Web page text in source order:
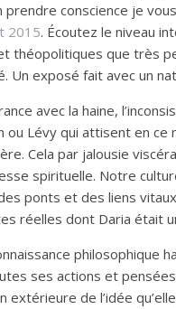
prendre conscience je
2015. Écoutez le niveau
théopolitiques que très
Un exposé fait avec un
avec la haine,
ou Lévy qui attisent en
Cela par jalousie
spirituelle. Notre
ponts et des liens
réelles dont Daria était
philosophique
ses actions et
extérieure de l’idée